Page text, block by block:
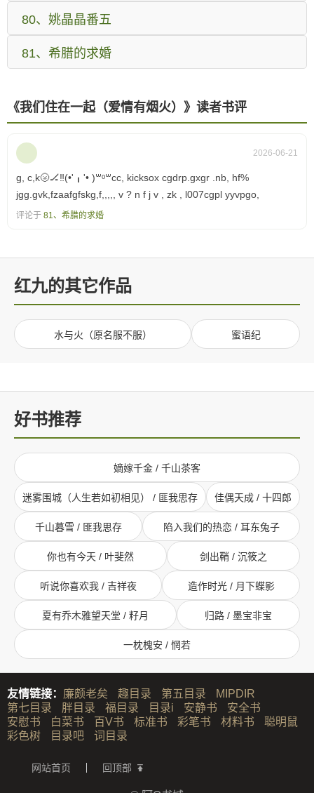
80、姚晶晶番五
81、希腊的求婚
《我们住在一起（爱情有烟火）》读者书评
2026-06-21
g, c,k🌝🏒‼(•'╻'• )꒳ᵒ꒳cc, kicksox cgdrp.gxgr .nb, hf%
jgg.gvk,fzaafgfskg,f,,,,, v ? n f j v , zk , l007cgpl yyvpgo,
评论于 81、希腊的求婚
红九的其它作品
水与火（原名服不服） 蜜语纪
好书推荐
嫡嫁千金 / 千山茶客
迷雾围城（人生若如初相见） / 匪我思存 佳偶天成 / 十四郎
千山暮雪 / 匪我思存 陷入我们的热恋 / 耳东兔子
你也有今天 / 叶斐然 剑出鞘 / 沉筱之
听说你喜欢我 / 吉祥夜 造作时光 / 月下蝶影
夏有乔木雅望天堂 / 籽月 归路 / 墨宝非宝
一枕槐安 / 惘若
友情链接： 廉颇老矣 趣目录 第五目录
MIPDIR
第七目录
胖目录 福目录 目录i 安静书
安全书
安慰书
白菜书 百V书 标准书 彩笔书 材料书
聪明鼠
彩色树
目录吧 词目录
网站首页 回顶部